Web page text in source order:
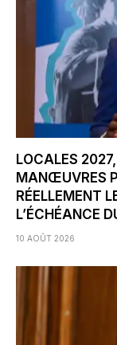
LOCALES
MANŒUVRES
RÉELLEMENT
L’ÉCHÉANCE
10 AOÛT 2026